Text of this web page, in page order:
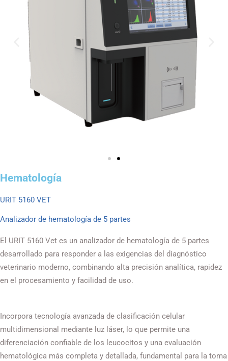
Hematología
URIT 5160 VET
Analizador de hematología de 5 partes
El URIT 5160 Vet es un analizador de hematología de 5 partes
desarrollado para responder a las exigencias del diagnóstico
veterinario moderno, combinando alta precisión analítica, rapidez
en el procesamiento y facilidad de uso.
Incorpora tecnología avanzada de clasificación celular
multidimensional mediante luz láser, lo que permite una
diferenciación confiable de los leucocitos y una evaluación
hematológica más completa y detallada, fundamental para la toma